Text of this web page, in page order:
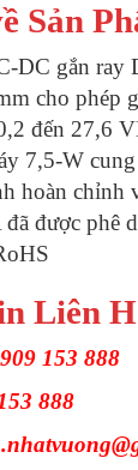
Sản
DC gắn ray
cho phép
đến 27,6
7,5-W
hoàn chỉnh
được phê
Liên
153 888
888